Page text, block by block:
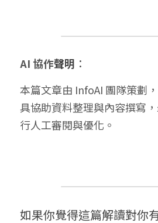
AI 協作聲明 ：
本篇文章由 InfoAI 團隊策劃
具協助資料整理與內容撰寫
行人工審閱與優化。